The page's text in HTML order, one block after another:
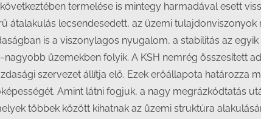
termelése is mintegy harmadával esett
átalakulás lecsendesedett, az üzemi
is a viszonylagos nyugalom, a stabilitás az
üzemekben folyik. A KSH nemrég összesített
szervezet állítja elő. Ezek erőállapota határozza
Amint látni fogjuk, a nagy megrázkódtatás
többek között kihatnak az üzemi struktúra